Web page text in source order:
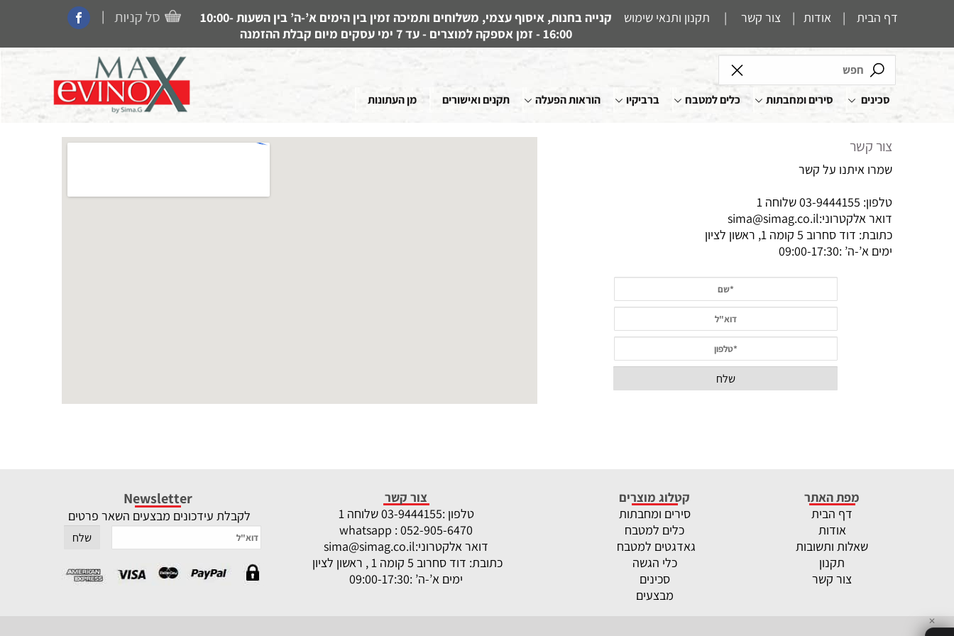
דף הבית | אודות | צור קשר | תקנון ותנאי שימוש
קנייה בחנות, איסוף עצמי, משלוחים ותמיכה זמין בין הימים א’-ה’ בין השעות 10:00-
16:00 - זמן אספקה למוצרים - עד 7 ימי עסקים מיום קבלת ההזמנה
|
סכינים סירים ומחבתות כלים למטבח ברביקיו הוראות הפעלה תקנים ואישורים מן העתונות
צור קשר
שמרו איתנו על קשר
טלפון: 03-9444155 שלוחה 1
דואר אלקטרוני:sima@simag.co.il
כתובת: דוד סחרוב 5 קומה 1, ראשון לציון
ימים א’-ה’ :09:00-17:30
מפת האתר
דף הבית
אודות
שאלות ותשובות
תקנון
צור קשר
קטלוג מוצרים
סירים ומחבתות
כלים למטבח
גאדגטים למטבח
כלי הגשה
סכינים
מבצעים
צור קשר
טלפון :
03-9444155 שלוחה 1
whatsapp : 052-905-6470
דואר אלקטרוני:sima@simag.co.il
כתובת: דוד סחרוב 5 קומה 1 , ראשון לציון
ימים א’-ה’ :09:00-17:30
Newsletter
לקבלת עידכונים מבצעים השאר פרטים
✕